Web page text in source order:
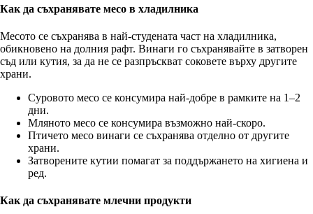
Как да съхранявате месо в хладилника
Месото се съхранява в най-студената част на хладилника,
обикновено на долния рафт. Винаги го съхранявайте в затворен
съд или кутия, за да не се разпръскват соковете върху другите
храни.
Суровото месо се консумира най-добре в рамките на 1–2
дни.
Мляното месо се консумира възможно най-скоро.
Птичето месо винаги се съхранява отделно от другите
храни.
Затворените кутии помагат за поддържането на хигиена и
ред.
Как да съхранявате млечни продукти